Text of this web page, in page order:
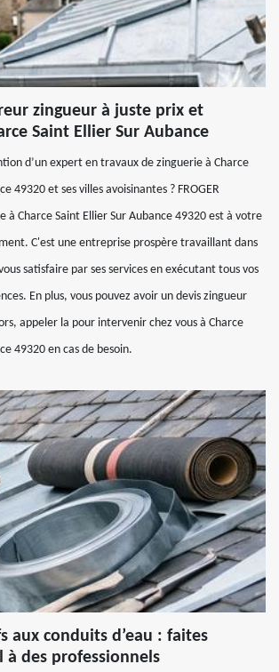
zingueur à juste prix et
Saint Ellier Sur Aubance
d’un expert en travaux de zinguerie à Charce
49320 et ses villes avoisinantes ? FROGER
à Charce Saint Ellier Sur Aubance 49320 est à votre
C'est une entreprise prospère travaillant dans
satisfaire par ses services en exécutant tous vos
En plus, vous pouvez avoir un devis zingueur
appeler la pour intervenir chez vous à Charce
49320 en cas de besoin.
aux conduits d’eau : faites
des professionnels